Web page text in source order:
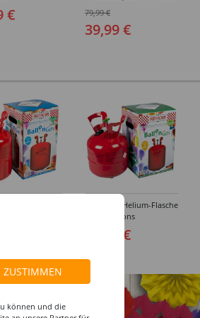
Größen
€
- Verschiedene Größen
(48-64)
79,99 €
39,99 €
Ballongas Helium-Flasche
für 20 Ballons
29,99 €
ZUSTIMMEN
können und die